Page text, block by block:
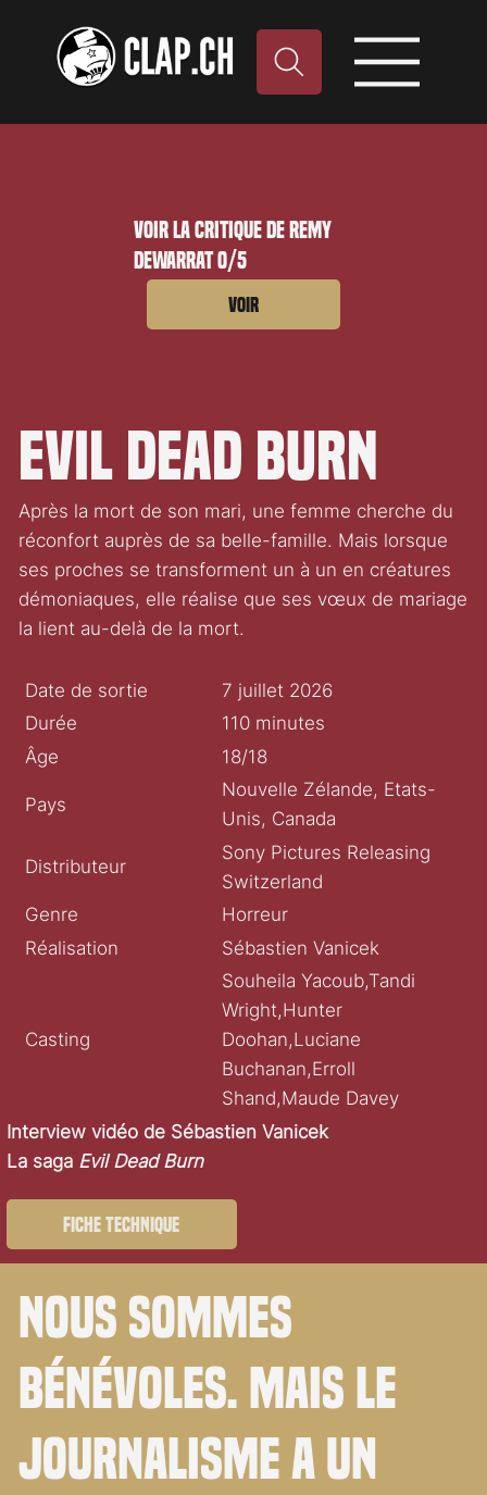
Voir la critique de Remy
Dewarrat 0/5
Voir
Evil Dead Burn
Après la mort de son mari, une femme cherche du
réconfort auprès de sa belle-famille. Mais lorsque
ses proches se transforment un à un en créatures
démoniaques, elle réalise que ses vœux de mariage
la lient au-delà de la mort.
Date de sortie
7 juillet 2026
Durée
110 minutes
Âge
18/18
Pays
Nouvelle Zélande, Etats-
Unis, Canada
Distributeur
Sony Pictures Releasing
Switzerland
Genre
Horreur
Réalisation
Sébastien Vanicek
Casting
Souheila Yacoub,Tandi
Wright,Hunter
Doohan,Luciane
Buchanan,Erroll
Shand,Maude Davey
Interview vidéo de Sébastien Vanicek
La saga Evil Dead Burn
Fiche technique
Nous sommes
bénévoles. Mais le
journalisme a un